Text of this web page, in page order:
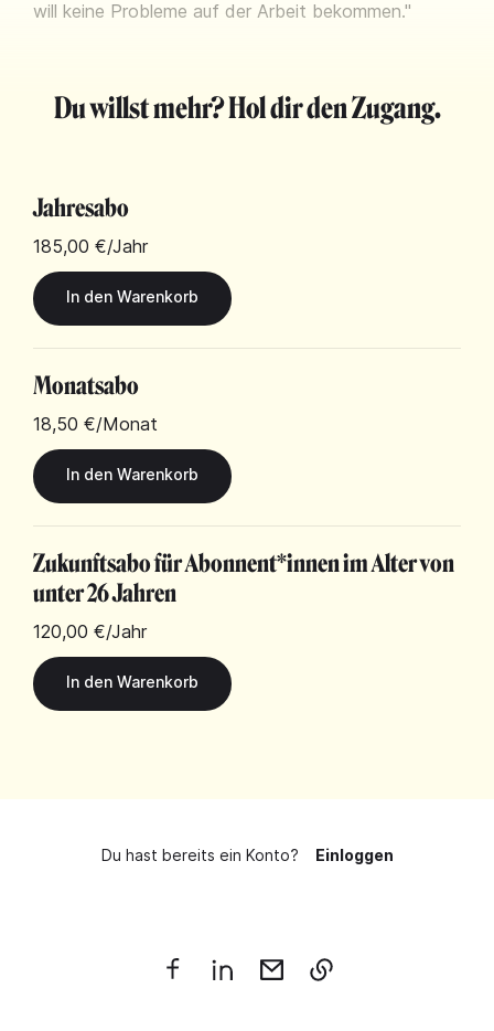
will keine Probleme auf der Arbeit bekommen."
Du willst mehr? Hol dir den Zugang.
Jahresabo
185,00 €/Jahr
Monatsabo
18,50 €/Monat
Zukunftsabo für Abonnent*innen im Alter von
unter 26 Jahren
120,00 €/Jahr
Du hast bereits ein Konto? Einloggen